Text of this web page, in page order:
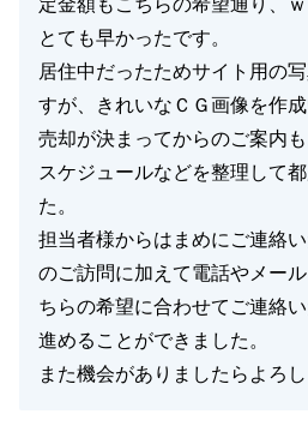
定金額もこちらの希望通り、
とても早かったです。
居住中だったためサイト用の
すが、きれいなＣＧ画像を作成
売却が決まってからのご案内
スケジュールなどを整理して
た。
担当者様からはまめにご連絡
のご訪問に加えて電話やメー
ちらの希望に合わせてご連絡
進めることができました。
また機会がありましたらよろ